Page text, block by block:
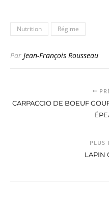
Nutrition Régime
Par Jean-François Rousseau
CARPACCIO DE BOEUF
PLUS
LAPIN